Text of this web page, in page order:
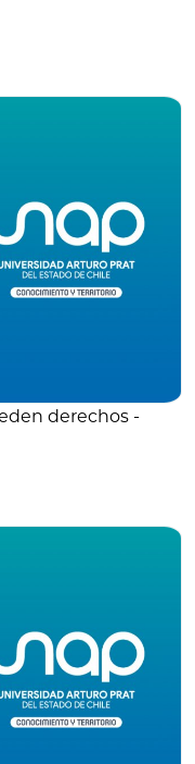
derechos -